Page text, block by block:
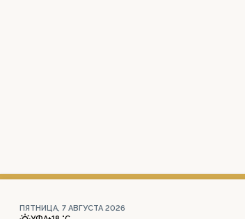
ПЯТНИЦА, 7 АВГУСТА 2026